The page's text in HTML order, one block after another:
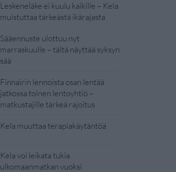
Leskeneläke ei kuulu kaikille – Kela
muistuttaa tärkeästä ikärajasta
Sääennuste ulottuu nyt
marraskuulle – tältä näyttää syksyn
sää
Finnairin lennoista osan lentää
jatkossa toinen lentoyhtiö –
matkustajille tärkeä rajoitus
Kela muuttaa terapiakäytäntöä
Kela voi leikata tukia
ulkomaanmatkan vuoksi